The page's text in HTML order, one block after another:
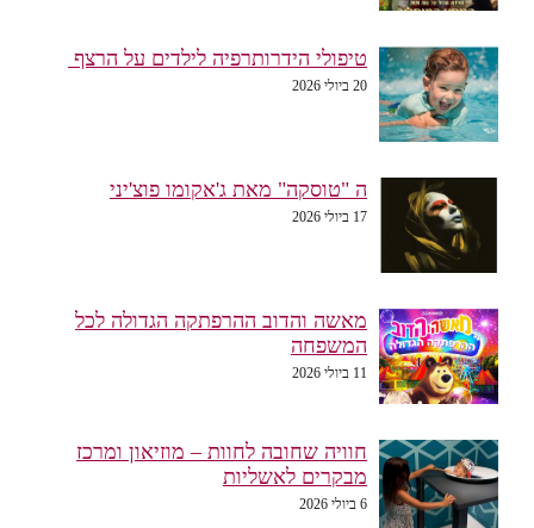
טיפולי הידרותרפיה לילדים על הרצף
20 ביולי 2026
ה "טוסקה" מאת ג'אקומו פוצ'יני
17 ביולי 2026
מאשה והדוב ההרפתקה הגדולה לכל
המשפחה
11 ביולי 2026
חוויה שחובה לחוות – מוזיאון ומרכז
מבקרים לאשליות
6 ביולי 2026